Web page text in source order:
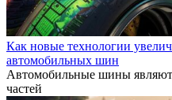
Как новые технологии
автомобильных шин
Автомобильные шины
частей